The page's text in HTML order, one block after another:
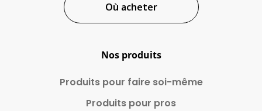
Où acheter
Nos produits
Produits pour faire soi-même
Produits pour pros